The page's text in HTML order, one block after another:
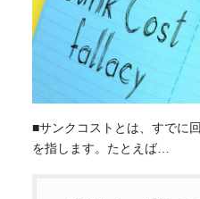
■サンクコストとは、すでに
を指します。たとえば…